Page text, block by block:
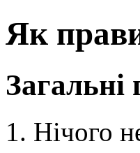
Як
Загальні
1. Нічого